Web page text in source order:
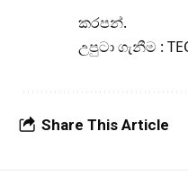
කරපන්.
උපුටා ගැනීම :
Share This Article